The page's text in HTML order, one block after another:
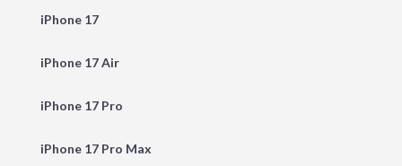
iPhone 17
iPhone 17 Air
iPhone 17 Pro
iPhone 17 Pro Max